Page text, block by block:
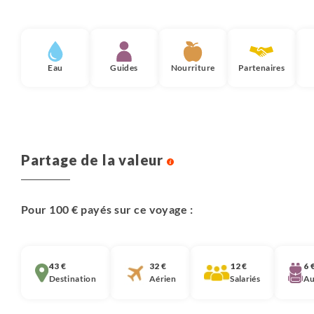
Eau Guides Nourriture Partenaires
Partage de la valeur
Pour 100 € payés sur ce voyage :
43 €
Destination
32 €
Aérien
12 €
Salariés
6